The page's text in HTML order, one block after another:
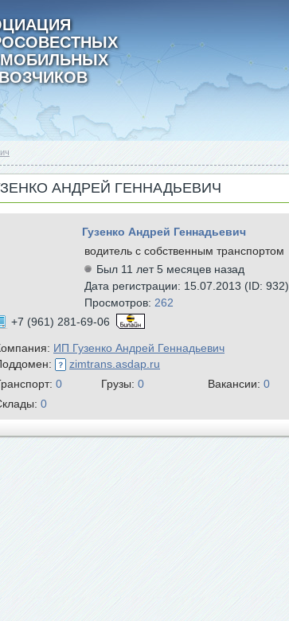
АНДРЕЙ ГЕННАДЬЕВИЧ
Гузенко Андрей Геннадьевич
водитель с собственным транспортом
Был 11 лет 5 месяцев назад
Дата регистрации: 15.07.2013 (ID: 932)
Просмотров: 262
+7 (961) 281-69-06
ИП Гузенко Андрей Геннадьевич
zimtrans.asdap.ru
0 Грузы: 0 Вакансии: 0
0